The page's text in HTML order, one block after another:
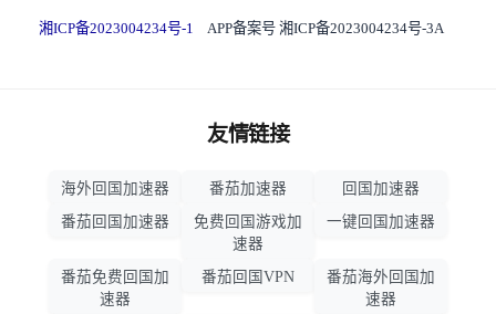
湘ICP备2023004234号-1 APP备案号 湘ICP备2023004234号-3A
友情链接
海外回国加速器 番茄加速器
回国加速器
番茄回国加速器
免费回国游戏加
速器
一键回国加速器
番茄免费回国加
速器
番茄回国VPN
番茄海外回国加
速器